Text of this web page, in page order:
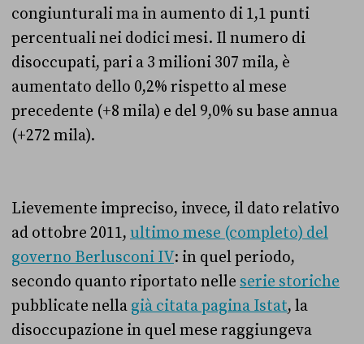
congiunturali ma in aumento di 1,1 punti
percentuali nei dodici mesi. Il numero di
disoccupati, pari a 3 milioni 307 mila, è
aumentato dello 0,2% rispetto al mese
precedente (+8 mila) e del 9,0% su base annua
(+272 mila).
Lievemente impreciso, invece, il dato relativo
ad ottobre 2011, ultimo mese (completo) del
governo Berlusconi IV: in quel periodo,
secondo quanto riportato nelle serie storiche
pubblicate nella già citata pagina Istat, la
disoccupazione in quel mese raggiungeva